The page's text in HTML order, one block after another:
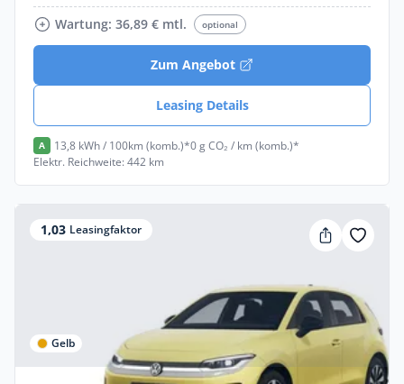
Wartung: 36,89 € mtl.
optional
Zum Angebot
Leasing Details
A 13,8 kWh / 100km (komb.)*0 g CO₂ / km (komb.)*
Elektr. Reichweite: 442 km
1,03 Leasingfaktor
Gelb